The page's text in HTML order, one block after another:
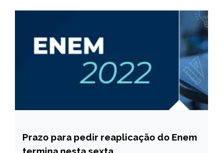
BRASIL
Prazo para pedir reaplicação do Enem